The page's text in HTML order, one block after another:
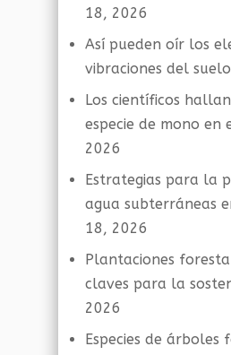
18, 2026
Así pueden oír los
vibraciones del suelo
Los científicos
especie de mono en
2026
Estrategias para la
agua subterráneas
18, 2026
Plantaciones
claves para la
2026
Especies de árboles